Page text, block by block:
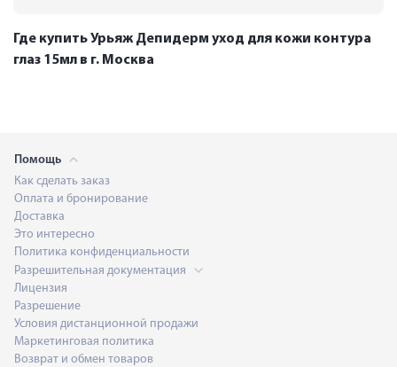
Где купить Урьяж Депидерм уход для кожи контура
глаз 15мл в г. Москва
Помощь
Как сделать заказ
Оплата и бронирование
Доставка
Это интересно
Политика конфиденциальности
Разрешительная документация
Лицензия
Разрешение
Условия дистанционной продажи
Маркетинговая политика
Возврат и обмен товаров